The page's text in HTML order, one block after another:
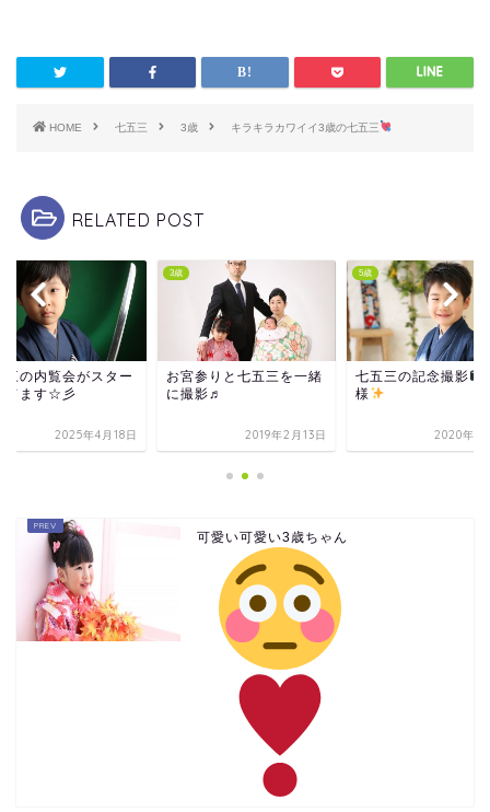
HOME 七五三 3歳 キラキラカワイイ3歳の七五三
RELATED POST
三の内覧会がスター
てます☆彡
2025年4月18日
3歳
お宮参りと七五三を一緒
に撮影♬
2019年2月13日
5歳
七五三の記念撮影
様
2020年1
可愛い可愛い3歳ちゃん